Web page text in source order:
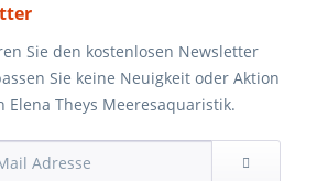
Sie den kostenlosen Newsletter
Sie keine Neuigkeit oder Aktion
Elena Theys Meeresaquaristik.